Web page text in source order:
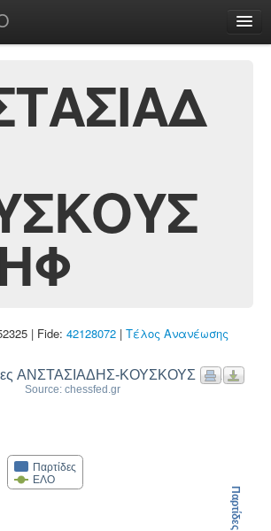
| Fide: 42128072 | Τέλος Ανανέωσης
ΑΝΣΤΑΣΙΑΔΗΣ-ΚΟΥΣΚΟΥΣ ΙΩΣΗΦ
Source: chessfed.gr
Παρτίδες
ΕΛΟ
Παρτίδες